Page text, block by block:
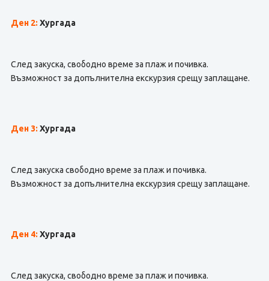
Ден 2: Хургада
След закуска, свободно време за плаж и почивка.
Възможност за допълнителна екскурзия срещу заплащане.
Ден 3: Хургада
След закуска свободно време за плаж и почивка.
Възможност за допълнителна екскурзия срещу заплащане.
Ден 4: Хургада
След закуска, свободно време за плаж и почивка.